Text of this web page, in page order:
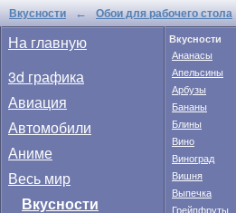
Вкусности ← Обои для рабочего стола
На главную
3d графика
Авиация
Автомобили
Аниме
Весь мир
Вкусности
Вкусности
Ананасы
Апельсины
Арбузы
Бананы
Блины
Вино
Виноград
Вишня
Выпечка
Грейпфруты